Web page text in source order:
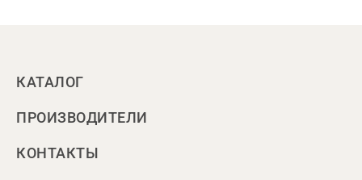
КАТАЛОГ
ПРОИЗВОДИТЕЛИ
КОНТАКТЫ